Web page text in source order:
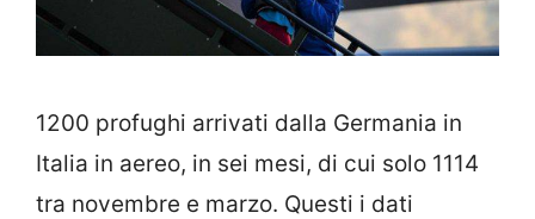
1200 profughi arrivati dalla Germania in
Italia in aereo, in sei mesi, di cui solo 1114
tra novembre e marzo. Questi i dati